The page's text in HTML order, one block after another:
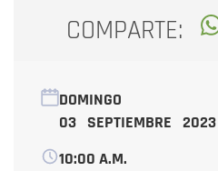
COMPARTE:
DOMINGO
03 SEPTIEMBRE 2023
10:00 A.M.